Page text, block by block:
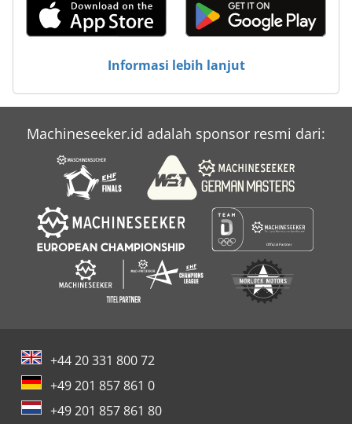
Schueco
Schuette Scx
Soket
Soma
Informasi lebih lanjut
Machineseeker.id adalah sponsor resmi dari:
+44 20 331 800 72
+49 201 857 861 0
+49 201 857 861 80